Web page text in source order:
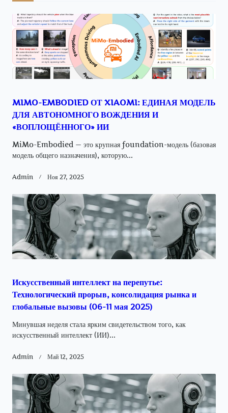
text">Page</span>
MIMO-EMBODIED ОТ XIAOMI: ЕДИНАЯ МОДЕЛЬ
ДЛЯ АВТОНОМНОГО ВОЖДЕНИЯ И
«ВОПЛОЩЁННОГО» ИИ
MiMo-Embodied — это крупная foundation-модель (базовая
модель общего назначения), которую...
Admin Ноя 27, 2025
Искусственный интеллект на перепутье:
Технологический прорыв, консолидация рынка и
глобальные вызовы (06-11 мая 2025)
Минувшая неделя стала ярким свидетельством того, как
искусственный интеллект (ИИ)...
Admin Май 12, 2025